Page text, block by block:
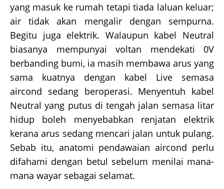
yang masuk ke rumah tetapi tiada laluan keluar;
air tidak akan mengalir dengan sempurna.
Begitu juga elektrik. Walaupun kabel Neutral
biasanya mempunyai voltan mendekati 0V
berbanding bumi, ia masih membawa arus yang
sama kuatnya dengan kabel Live semasa
aircond sedang beroperasi. Menyentuh kabel
Neutral yang putus di tengah jalan semasa litar
hidup boleh menyebabkan renjatan elektrik
kerana arus sedang mencari jalan untuk pulang.
Sebab itu, anatomi pendawaian aircond perlu
difahami dengan betul sebelum menilai mana-
mana wayar sebagai selamat.